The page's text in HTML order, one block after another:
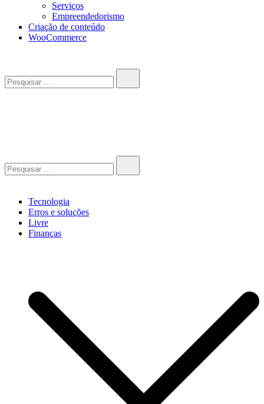
Serviços
Empreendedorismo
Criação de conteúdo
WooCommerce
Tecnologia
Erros e soluções
Livre
Finanças